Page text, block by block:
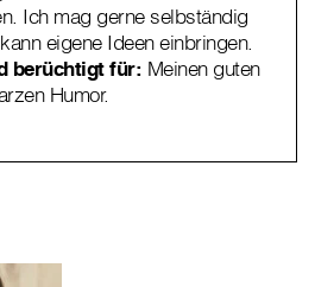
Ich mag gerne selbständig
eigene Ideen einbringen.
berüchtigt für: Meinen guten
Humor.